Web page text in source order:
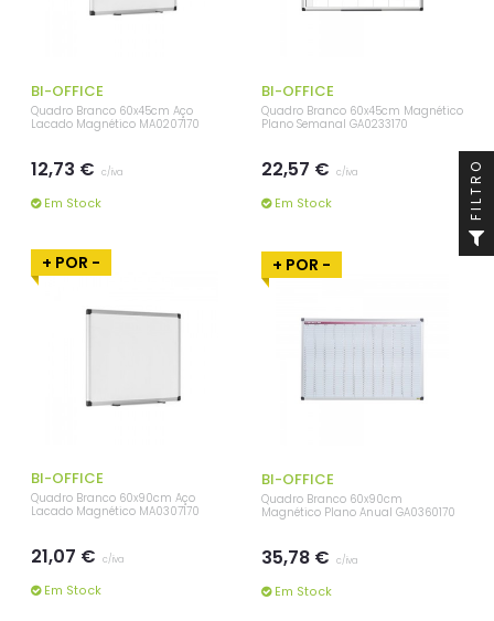
BI-OFFICE
Quadro Branco 60x45cm Aço
Lacado Magnético MA0207170
12,73 € c/iva
Em Stock
BI-OFFICE
Quadro Branco 60x45cm Magnético
Plano Semanal GA0233170
22,57 € c/iva
Em Stock
+ POR -
BI-OFFICE
Quadro Branco 60x90cm Aço
Lacado Magnético MA0307170
21,07 € c/iva
Em Stock
+ POR -
BI-OFFICE
Quadro Branco 60x90cm
Magnético Plano Anual GA0360170
35,78 € c/iva
Em Stock
FILTRO